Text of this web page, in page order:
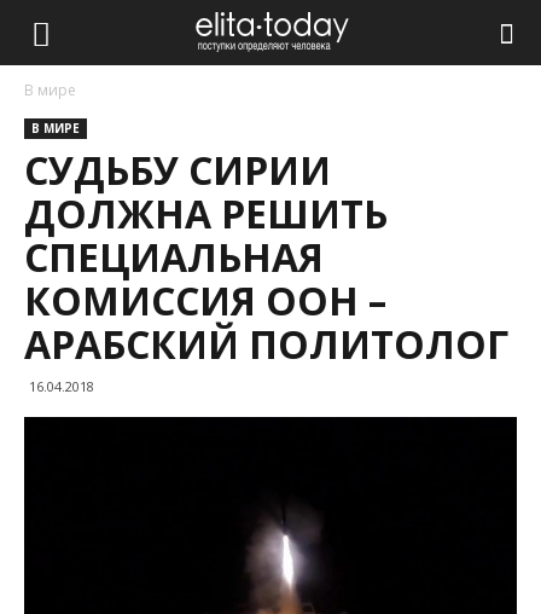
В мире
В МИРЕ
СУДЬБУ СИРИИ
ДОЛЖНА РЕШИТЬ
СПЕЦИАЛЬНАЯ
КОМИССИЯ ООН –
АРАБСКИЙ ПОЛИТОЛОГ
16.04.2018